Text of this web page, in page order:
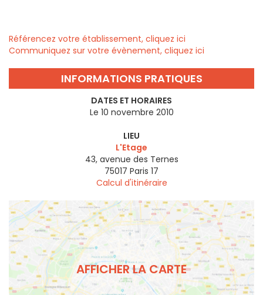
Référencez votre établissement, cliquez ici
Communiquez sur votre évènement, cliquez ici
INFORMATIONS PRATIQUES
DATES ET HORAIRES
Le 10 novembre 2010
LIEU
L'Etage
43, avenue des Ternes
75017 Paris 17
Calcul d'itinéraire
AFFICHER LA CARTE